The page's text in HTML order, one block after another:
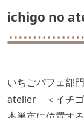
ichigo no
いちごパフェ部
atelier ＜イチゴ